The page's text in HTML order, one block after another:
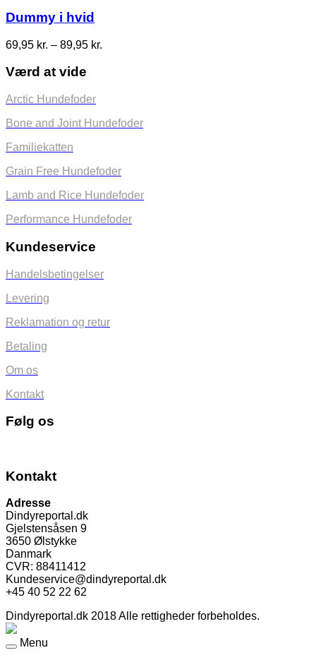
Dummy i hvid
69,95 kr. – 89,95 kr.
Værd at vide
Arctic Hundefoder
Bone and Joint Hundefoder
Familiekatten
Grain Free Hundefoder
Lamb and Rice Hundefoder
Performance Hundefoder
Kundeservice
Handelsbetingelser
Levering
Reklamation og retur
Betaling
Om os
Kontakt
Følg os
Kontakt
Adresse
Dindyreportal.dk
Gjelstensåsen 9
3650 Ølstykke
Danmark
CVR: 88411412
Kundeservice@dindyreportal.dk
+45 40 52 22 62
Dindyreportal.dk 2018 Alle rettigheder forbeholdes.
Menu